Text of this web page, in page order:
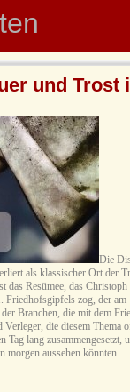
und Trost
Die
als klassischer Ort der
das Resümee, das
Friedhofsgipfels zog, der
Branchen, die mit dem
die diesem Thema
lang
morgen aussehen könnten.